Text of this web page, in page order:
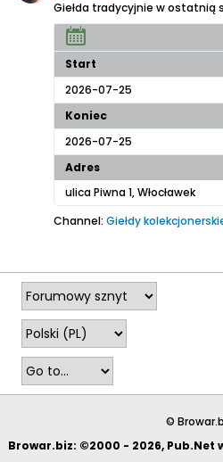
Start
2026-07-25
Koniec
2026-07-25
Adres
ulica Piwna 1, Włocławek
Channel: Giełdy
©
Browar.biz: ©2000 - 2026, Pub.Net